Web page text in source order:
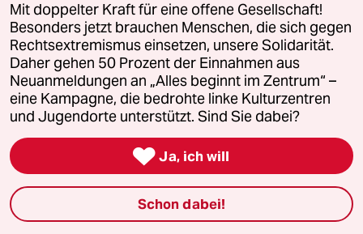
Verlag
Aktuelles
Hausblog
Die Seitenwende
Stellen
Mit doppelter Kraft für eine offene Gesellschaft!
Besonders jetzt brauchen Menschen, die sich gegen
Rechtsextremismus einsetzen, unsere Solidarität.
Daher gehen 50 Prozent der Einnahmen aus
Neuanmeldungen an „Alles beginnt im Zentrum“ –
eine Kampagne, die bedrohte linke Kulturzentren
und Jugendorte unterstützt. Sind Sie dabei?
 Ja, ich will
Schon dabei!